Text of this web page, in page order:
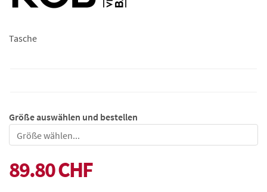
Tasche
Größe auswählen und bestellen
Größe
89.80 CHF